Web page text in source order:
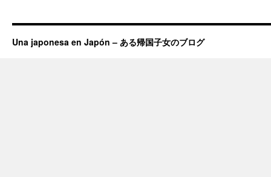
Una japonesa en Japón – ある帰国子女のブログ